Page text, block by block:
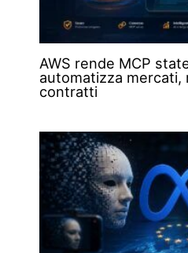
AWS rende MCP
automatizza mercati,
contratti